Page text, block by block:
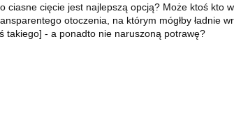
ciasne cięcie jest najlepszą opcją? Może ktoś kto
otoczenia, na którym mógłby ładnie
takiego] - a ponadto nie naruszoną potrawę?